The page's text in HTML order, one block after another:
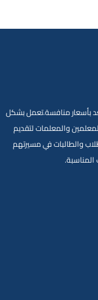
بأسعار منافسة.تعمل بشكل
والمعلمات لتقديم
والطالبات في مسيرتهم
المناسبة.